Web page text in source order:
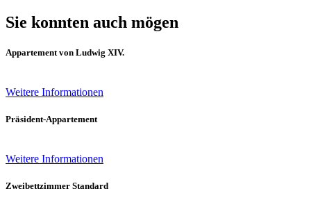
Sie konnten auch mögen
Appartement von Ludwig XIV.
Weitere Informationen
Präsident-Appartement
Weitere Informationen
Zweibettzimmer Standard